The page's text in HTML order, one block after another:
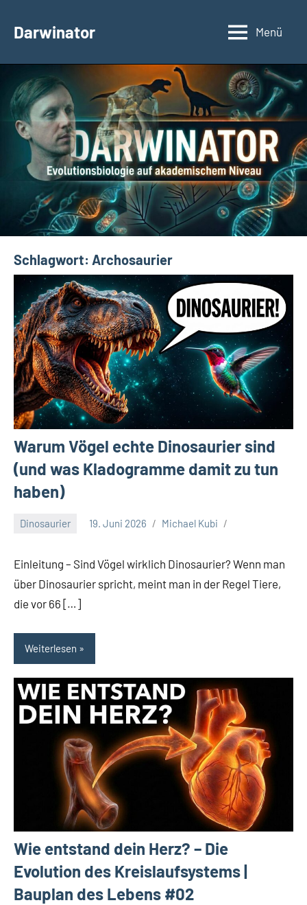
InhaltDarwinator
Evolutionsbiologie
Menü
Schlagwort: Archosaurier
Warum Vögel echte Dinosaurier sind
(und was Kladogramme damit zu tun
haben)
Dinosaurier 19. Juni 2026 Michael Kubi
Einleitung – Sind Vögel wirklich Dinosaurier? Wenn man
über Dinosaurier spricht, meint man in der Regel Tiere,
die vor 66 […]
Weiterlesen
Wie entstand dein Herz? – Die
Evolution des Kreislaufsystems |
Bauplan des Lebens #02